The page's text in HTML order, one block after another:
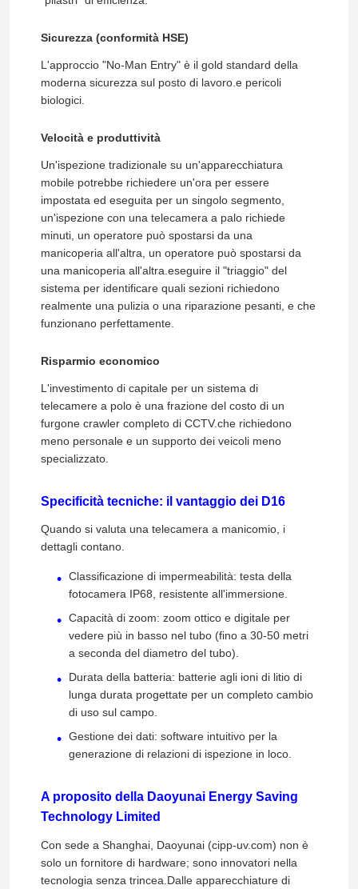
Ti richiameremo presto!
Invia
Rivestimento UV di CIPP
Cingolo del tubo del CCTV
Macchina fotografica di Palo della fogna
Inversione dell'acqua di CIPP
Riparazione di toppa di CIPP
Riparazione della fogna di Trenchless
Addestramento di tecnologia di Trenchless
Imballatore del tubo
Acqua Jet Cleaning Nozzle
Affitto di attrezzatura di Trenchless
Pipe gonfiabili
Pompe di scarico
Sicurezza (conformità HSE)
L'approccio "No-Man Entry" è il gold standard della
moderna sicurezza sul posto di lavoro.e pericoli
biologici.
Velocità e produttività
Un'ispezione tradizionale su un'apparecchiatura
mobile potrebbe richiedere un'ora per essere
impostata ed eseguita per un singolo segmento,
un'ispezione con una telecamera a palo richiede
minuti, un operatore può spostarsi da una
manicoperia all'altra, un operatore può spostarsi da
una manicoperia all'altra.eseguire il "triaggio" del
sistema per identificare quali sezioni richiedono
realmente una pulizia o una riparazione pesanti, e che
funzionano perfettamente.
Risparmio economico
L'investimento di capitale per un sistema di
telecamere a polo è una frazione del costo di un
furgone crawler completo di CCTV.che richiedono
meno personale e un supporto dei veicoli meno
specializzato.
Specificità tecniche: il vantaggio dei D16
Quando si valuta una telecamera a manicomio, i
dettagli contano.
Classificazione di impermeabilità: testa della
fotocamera IP68, resistente all'immersione.
Capacità di zoom: zoom ottico e digitale per
vedere più in basso nel tubo (fino a 30-50 metri
a seconda del diametro del tubo).
Durata della batteria: batterie agli ioni di litio di
lunga durata progettate per un completo cambio
di uso sul campo.
Gestione dei dati: software intuitivo per la
generazione di relazioni di ispezione in loco.
A proposito della Daoyunai Energy Saving
Technology Limited
Con sede a Shanghai, Daoyunai (cipp-uv.com) non è
solo un fornitore di hardware; sono innovatori nella
tecnologia senza trincea.Dalle apparecchiature di